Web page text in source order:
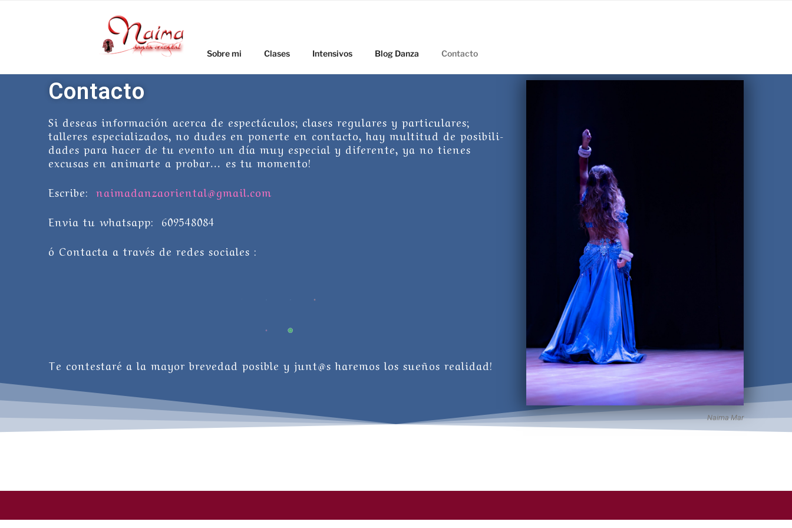
Sobre mi Clases Intensivos Blog Danza Contacto
Contacto
Si deseas infor­ma­ción acerca de espec­tácu­los; clases reg­u­lares y par­tic­u­lares;
talleres especializados, no dudes en pon­erte en con­tacto, hay mul­ti­tud de posi­bil­i­
dades para hacer de tu evento un día muy espe­cial y diferente, ya no tienes
excusas en animarte a probar… es tu momento!
Escribe: naimadanzaoriental@gmail.com
Envia tu whatsapp: 609548084
ó Contacta a través de redes sociales :
Te contestaré a la mayor brevedad posible y junt@s haremos los sueños realidad!
Naima Mar